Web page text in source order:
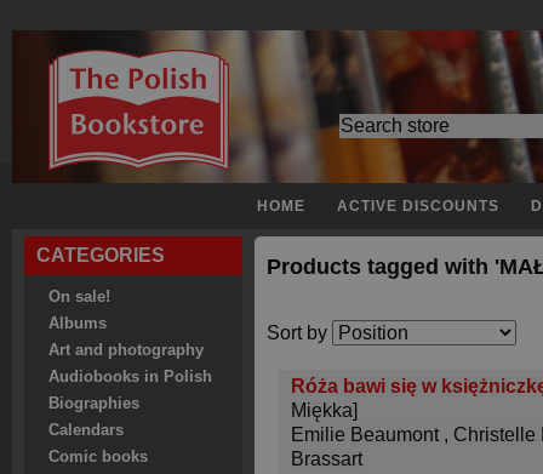
HOME ACTIVE DISCOUNTS
CATEGORIES
On sale!
Albums
Art and photography
Audiobooks in Polish
Biographies
Calendars
Comic books
Products tagged with
Sort by
Róża bawi się w
Miękka]
Emilie Beaumont , Christelle
Brassart